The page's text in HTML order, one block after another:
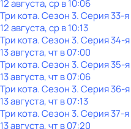
12 августа, ср в 10:06
Три кота. Сезон 3. Серия 33-я
12 августа, ср в 10:13
Три кота. Сезон 3. Серия 34-я
13 августа, чт в 07:00
Три кота. Сезон 3. Серия 35-я
13 августа, чт в 07:06
Три кота. Сезон 3. Серия 36-я
13 августа, чт в 07:13
Три кота. Сезон 3. Серия 37-я
13 августа, чт в 07:20